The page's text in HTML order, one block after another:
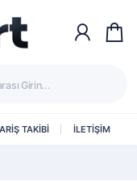
TAKİBİ İLETİŞİM